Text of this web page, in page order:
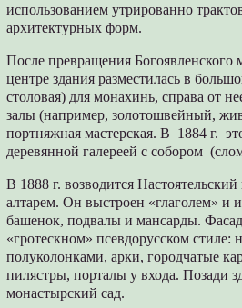
использованием утрированно
архитектурных форм.
После превращения Богоявленского
центре здания разместилась в
столовая) для монахинь, справа от
залы (например, золотошвейный,
портняжная мастерская. В 1884 г.
деревянной галереей с собором
В 1888 г. возводится
алтарем. Он выстроен «глаголем» и
башенок, подвалы и мансарды.
«гротескном» псевдорусском стиле:
полуколонками, арки, городчатые
пилястры, порталы у входа. Позади
монастырский сад.